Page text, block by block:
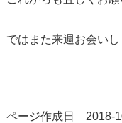
ではまた来週お会いし
ページ作成日 2018-